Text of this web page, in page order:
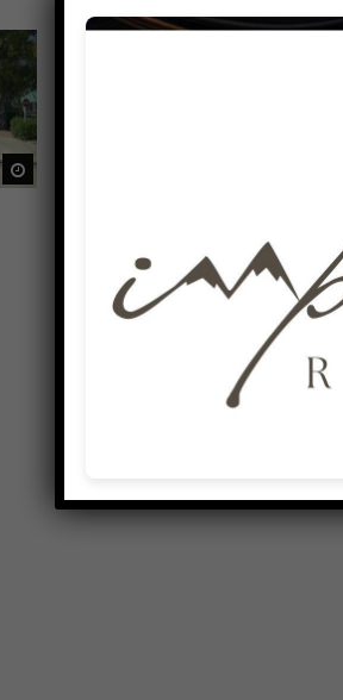
Guarda Dopo
l’ambulatorio per curare
l’osteoporosi – 06/08/2026
AGOSTO 6, 2026